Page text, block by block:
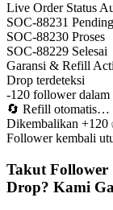
Live Order Status
SOC-88231 Pending
SOC-88230 Proses
SOC-88229 Selesai
Garansi & Refill
Drop terdeteksi
-120 follower dalam
🔄 Refill otomatis…
Dikembalikan +120
Follower kembali
Takut Follower
Drop? Kami